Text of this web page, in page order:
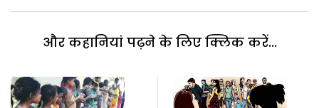
और कहानियां पढ़ने के लिए क्लिक करें...